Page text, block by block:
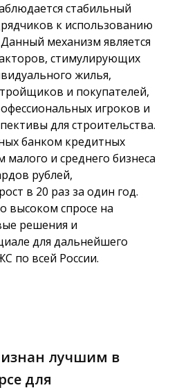
стабильный
к использованию
механизм является
стимулирующих
жилья,
и покупателей,
игроков и
для строительства.
банком кредитных
малого и среднего бизнеса
рублей,
в 20 раз за один год.
высоком спросе на
решения и
для дальнейшего
по всей России.
лучшим в
для